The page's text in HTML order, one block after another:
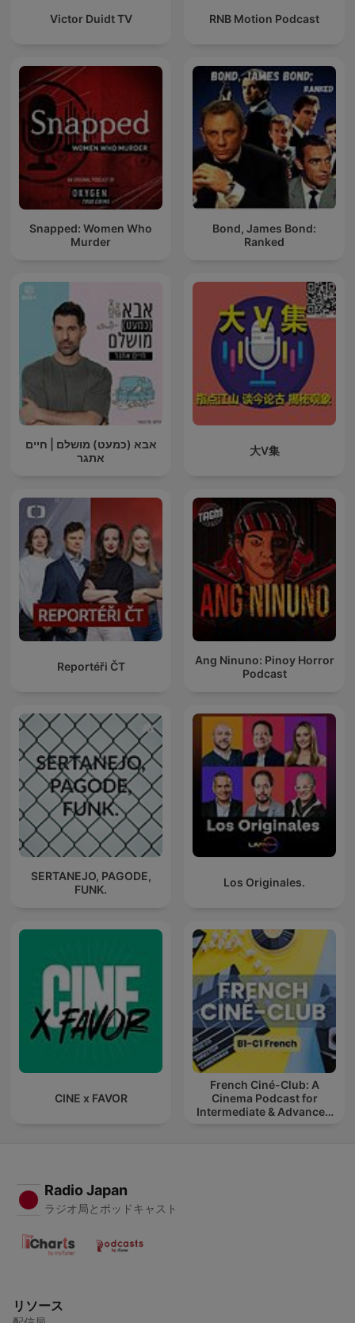
Victor Duidt TV RNB Motion Podcast
Snapped: Women Who
Murder
Bond, James Bond:
Ranked
אבא (כמעט) מושלם | חיים
אתגר
大V集
Reportéři ČT
Ang Ninuno: Pinoy Horror
Podcast
SERTANEJO, PAGODE,
FUNK.
Los Originales.
CINE x FAVOR
French Ciné-Club: A
Cinema Podcast for
Intermediate & Advanced
Radio Japan
ラジオ局とポッドキャスト
リソース